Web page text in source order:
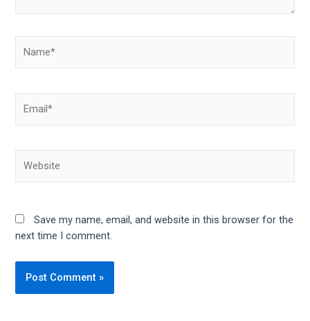
Save my name, email, and website in this browser for the
next time I comment.